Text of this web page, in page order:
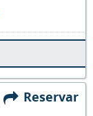
Reservar